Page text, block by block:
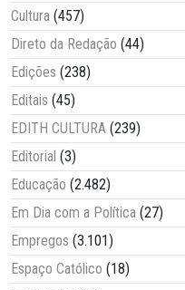
Cultura (457)
Direto da Redação (44)
Edições (238)
Editais (45)
EDITH CULTURA (239)
Editorial (3)
Educação (2.482)
Em Dia com a Política (27)
Empregos (3.101)
Espaço Católico (18)